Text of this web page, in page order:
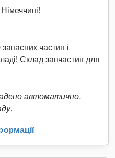
частин і
Склад запчастин для
автоматично.